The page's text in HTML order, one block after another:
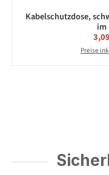
Kabelschutzdose,
im
Preise